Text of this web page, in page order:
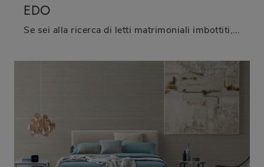
EDO
Se sei alla ricerca di letti matrimoniali imbottiti, ti presentiamo il modello Edo in tessuto per impreziosire la zona notte.